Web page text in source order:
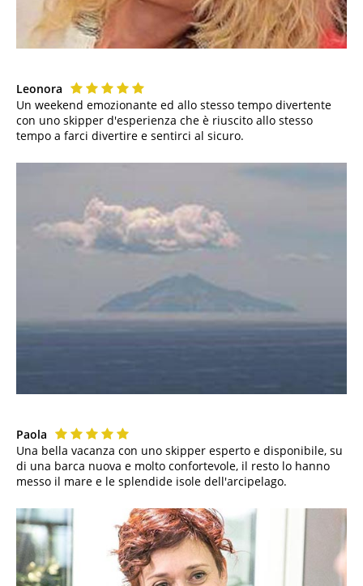
Leonora
Un weekend emozionante ed allo stesso tempo divertente
con uno skipper d'esperienza che è riuscito allo stesso
tempo a farci divertire e sentirci al sicuro.
Paola
Una bella vacanza con uno skipper esperto e disponibile, su
di una barca nuova e molto confortevole, il resto lo hanno
messo il mare e le splendide isole dell'arcipelago.